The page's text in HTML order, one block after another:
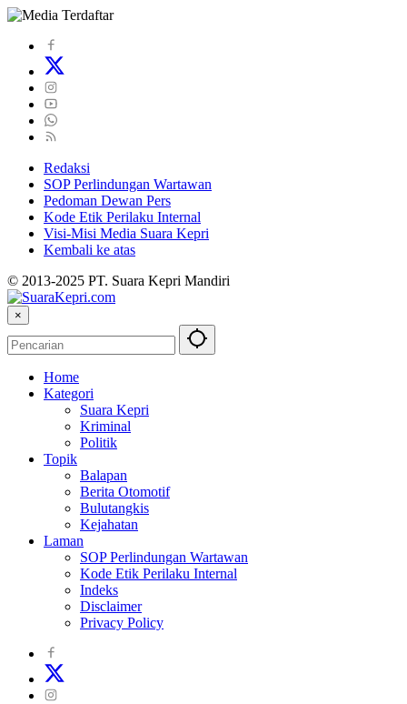
Redaksi
SOP Perlindungan Wartawan
Pedoman Dewan Pers
Kode Etik Perilaku Internal
Visi-Misi Media Suara Kepri
Kembali ke atas
© 2013-2025 PT. Suara Kepri Mandiri
×
Home
Kategori
Suara Kepri
Kriminal
Politik
Topik
Balapan
Berita Otomotif
Bulutangkis
Kejahatan
Laman
SOP Perlindungan Wartawan
Kode Etik Perilaku Internal
Indeks
Disclaimer
Privacy Policy